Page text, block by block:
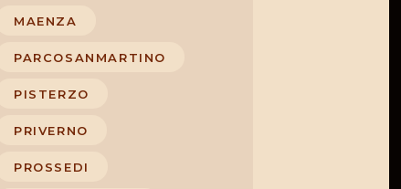
MAENZA
PARCOSANMARTINO
PISTERZO
PRIVERNO
PROSSEDI